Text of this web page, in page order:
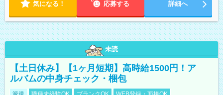
気になる！ 応募する 詳細へ
未読
【土日休み】【1ヶ月短期】高時給1500円！ア
ルバムの中身チェック・梱包